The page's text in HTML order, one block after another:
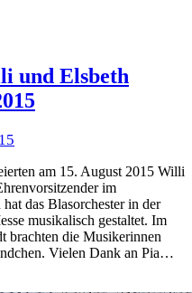
und Elsbeth
am 15. August 2015 Willi
im
das Blasorchester in der
musikalisch gestaltet. Im
brachten die Musikerinnen
Vielen Dank an Pia…